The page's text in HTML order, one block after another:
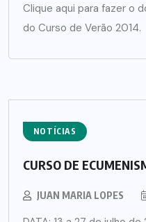
Clique aqui para fazer o
do Curso de Verão 2014.
NOTÍCIAS
CURSO DE
JUAN MARIA LOPES